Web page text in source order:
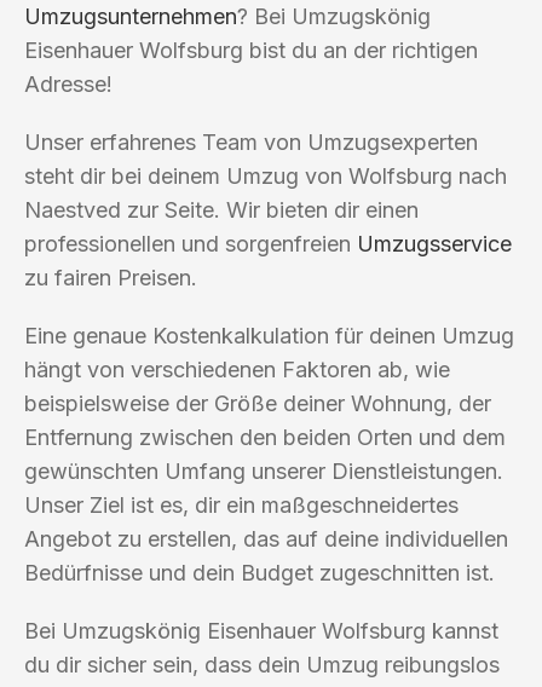
Umzugsunternehmen? Bei Umzugskönig
Eisenhauer Wolfsburg bist du an der richtigen
Adresse!
Unser erfahrenes Team von Umzugsexperten
steht dir bei deinem Umzug von Wolfsburg nach
Naestved zur Seite. Wir bieten dir einen
professionellen und sorgenfreien Umzugsservice
zu fairen Preisen.
Eine genaue Kostenkalkulation für deinen Umzug
hängt von verschiedenen Faktoren ab, wie
beispielsweise der Größe deiner Wohnung, der
Entfernung zwischen den beiden Orten und dem
gewünschten Umfang unserer Dienstleistungen.
Unser Ziel ist es, dir ein maßgeschneidertes
Angebot zu erstellen, das auf deine individuellen
Bedürfnisse und dein Budget zugeschnitten ist.
Bei Umzugskönig Eisenhauer Wolfsburg kannst
du dir sicher sein, dass dein Umzug reibungslos